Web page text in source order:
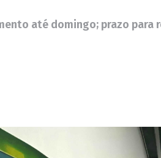
até domingo; prazo